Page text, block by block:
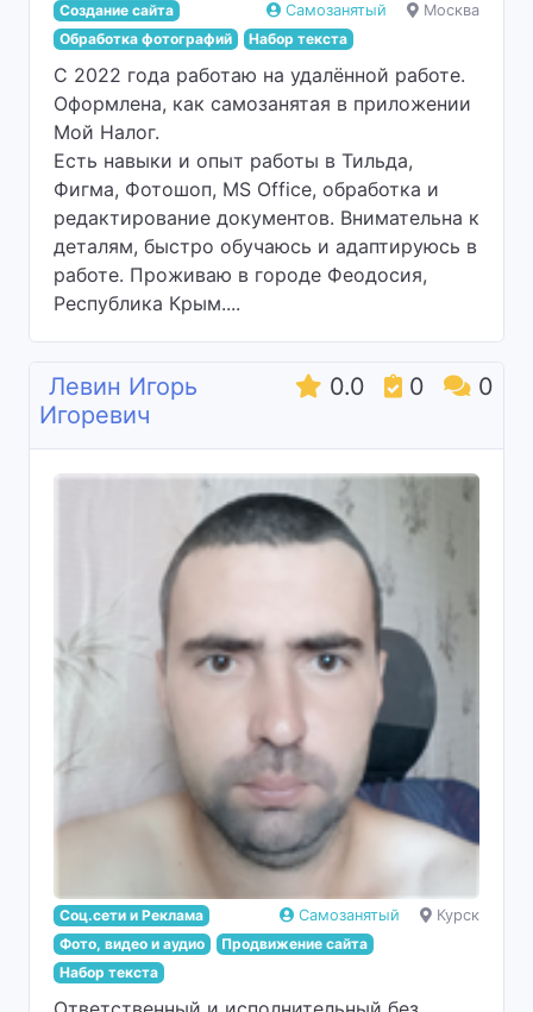
Самозанятый Москва
Создание сайта
Обработка фотографий
Набор текста
С 2022 года работаю на удалённой работе.
Оформлена, как самозанятая в приложении
Мой Налог.
Есть навыки и опыт работы в Тильда,
Фигма, Фотошоп, MS Office, обработка и
редактирование документов. Внимательна к
деталям, быстро обучаюсь и адаптируюсь в
работе. Проживаю в городе Феодосия,
Республика Крым....
0.0 0 0
Левин Игорь
Игоревич
Самозанятый Курск
Соц.сети и Реклама
Фото, видео и аудио
Продвижение сайта
Набор текста